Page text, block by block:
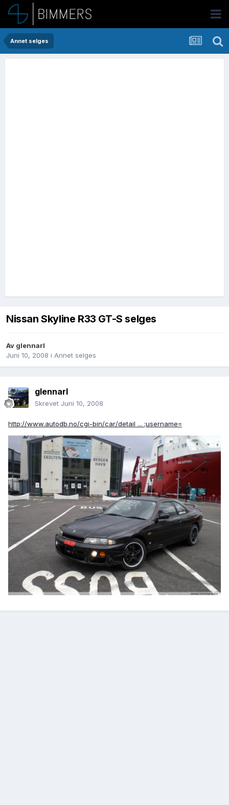
Annet selges
Nissan Skyline R33 GT-S selges
Av glennarl
Juni 10, 2008 i Annet selges
glennarl
Skrevet Juni 10, 2008
http://www.autodb.no/cgi-bin/car/detail ... ;username=